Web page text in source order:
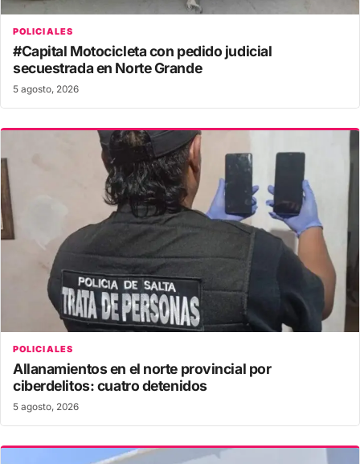
POLICIALES
#Capital Motocicleta con pedido judicial
secuestrada en Norte Grande
5 agosto, 2026
POLICIALES
Allanamientos en el norte provincial por
ciberdelitos: cuatro detenidos
5 agosto, 2026